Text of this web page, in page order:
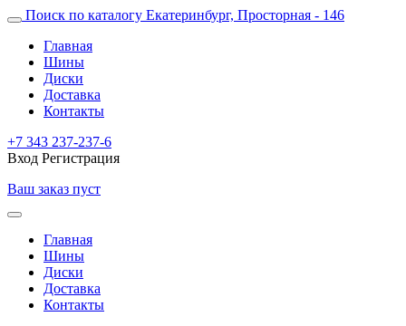
Поиск по каталогу Екатеринбург, Просторная - 146
Главная
Шины
Диски
Доставка
Контакты
+7 343 237-237-6
Вход Регистрация
Ваш заказ пуст
Главная
Шины
Диски
Доставка
Контакты